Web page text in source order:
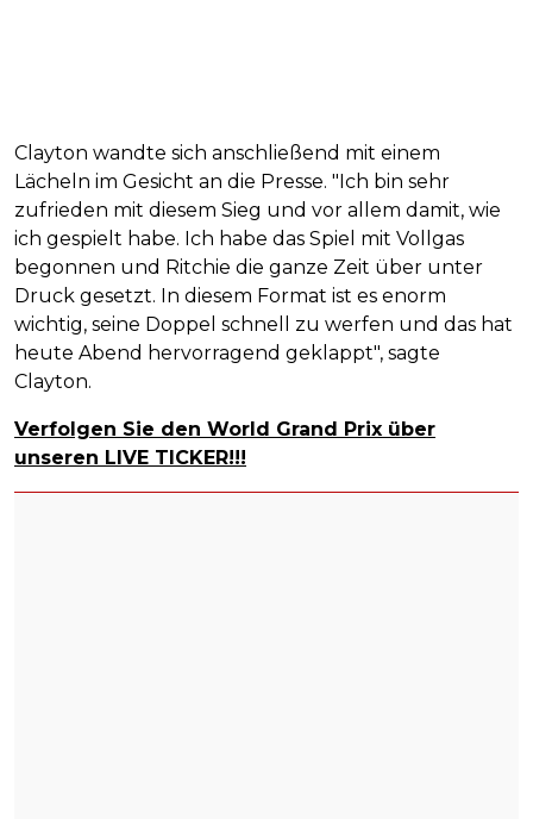
Clayton wandte sich anschließend mit einem
Lächeln im Gesicht an die Presse. "Ich bin sehr
zufrieden mit diesem Sieg und vor allem damit, wie
ich gespielt habe. Ich habe das Spiel mit Vollgas
begonnen und Ritchie die ganze Zeit über unter
Druck gesetzt. In diesem Format ist es enorm
wichtig, seine Doppel schnell zu werfen und das hat
heute Abend hervorragend geklappt", sagte
Clayton.
Verfolgen Sie den World Grand Prix über
unseren LIVE TICKER!!!